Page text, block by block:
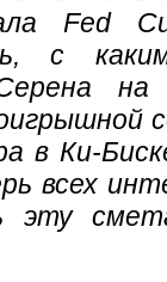
Fed
с
в Ки-
всех
эту